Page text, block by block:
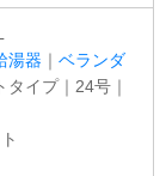
湯器 ｜ ベランダ
タイプ｜24号｜